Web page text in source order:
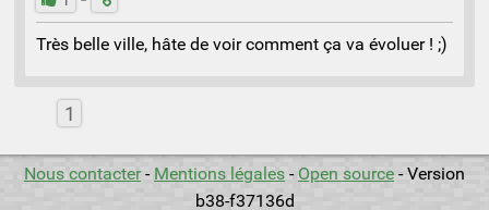
Très belle ville, hâte de voir comment ça va évoluer ! ;)
1
Nous contacter- Mentions légales - Open source - Version
b38-f37136d